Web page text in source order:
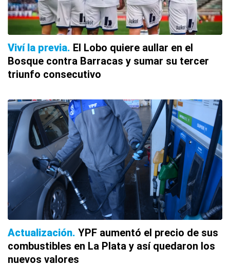
Viví la previa El Lobo quiere aullar en el
Bosque contra Barracas y sumar su tercer
triunfo consecutivo
Actualización YPF aumentó el precio de sus
combustibles en La Plata y así quedaron los
nuevos valores